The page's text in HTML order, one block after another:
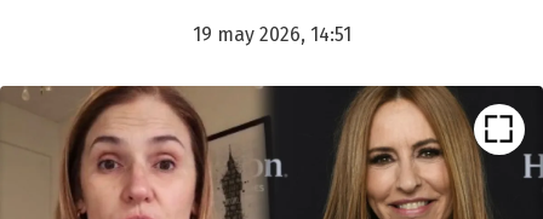
19 may 2026, 14:51